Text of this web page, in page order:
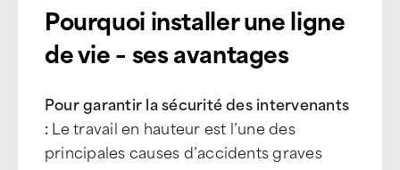
Pourquoi installer une ligne
de vie – ses avantages
Pour garantir la sécurité des intervenants
:Le travail en hauteur est l’une des
principales causes d’accidents graves